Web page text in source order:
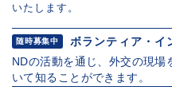
いたします。
随時募集中
ボランティア・イ
NDの活動を通じ、外交の現場
いて知ることができます。